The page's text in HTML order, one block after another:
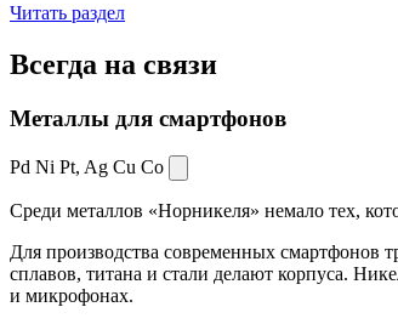
Читать раздел
Всегда на связи
Металлы для смартфонов
Pd Ni Pt, Ag Cu Co
Среди металлов «Норникеля» немало тех,
Для производства современных смартфонов
сплавов, титана и стали делают корпуса.
и микрофонах.